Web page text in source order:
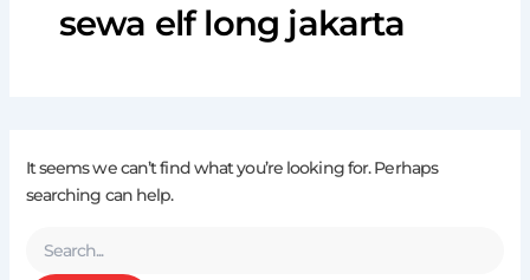
sewa elf long jakarta
It seems we can’t find what you’re looking for. Perhaps
searching can help.